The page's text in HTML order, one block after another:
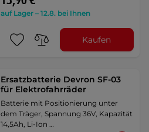
auf Lager – 12.8. bei Ihnen
Kaufen
Ersatzbatterie Devron SF-03
für Elektrofahrräder
Batterie mit Positionierung unter
dem Träger, Spannung 36V, Kapazität
14,5Ah, Li-Ion …